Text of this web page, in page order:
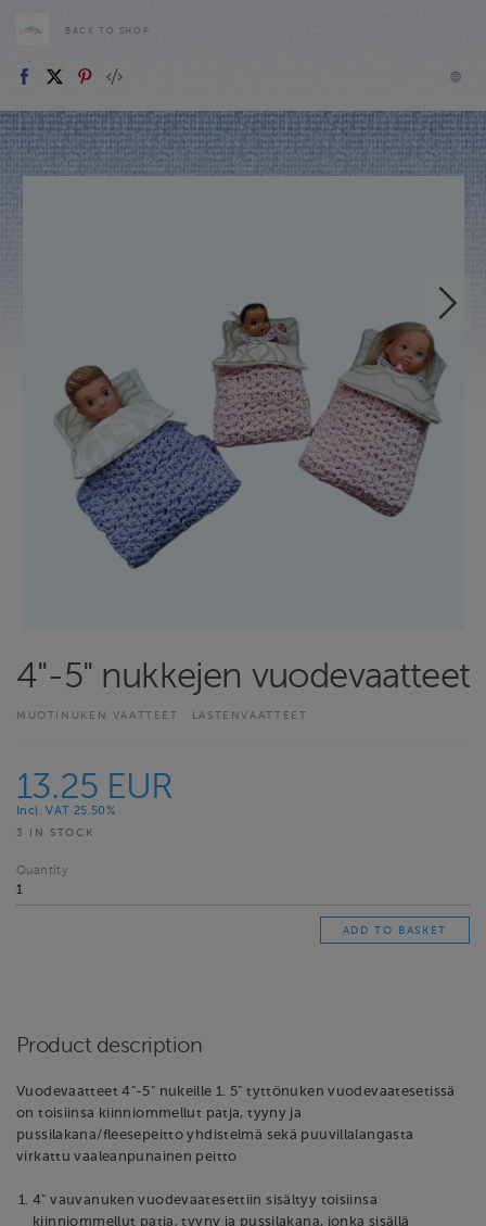
BACK TO SHOP
4"-5" nukkejen vuodevaatteet
MUOTINUKEN VAATTEET LASTENVAATTEET
13.25 EUR
Incl. VAT 25.50%
3 IN STOCK
Quantity
Product description
Vuodevaatteet 4"-5" nukeille 1. 5" tyttönuken vuodevaatesetissä
on toisiinsa kiinniommellut patja, tyyny ja
pussilakana/fleesepeitto yhdistelmä sekä puuvillalangasta
virkattu vaaleanpunainen peitto
4" vauvanuken vuodevaatesettiin sisältyy toisiinsa
kiinniommellut patja, tyyny ja pussilakana, jonka sisällä